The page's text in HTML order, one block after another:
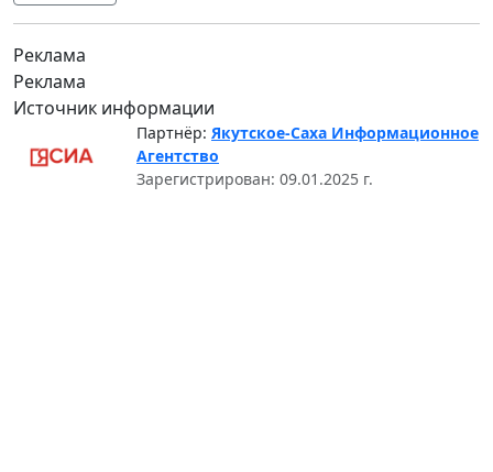
Реклама
Реклама
Источник информации
Партнёр: Якутское-Саха Информационное
Агентство
Зарегистрирован: 09.01.2025 г.